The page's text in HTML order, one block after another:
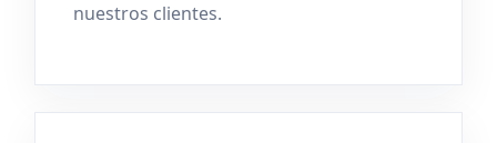
nuestros clientes.